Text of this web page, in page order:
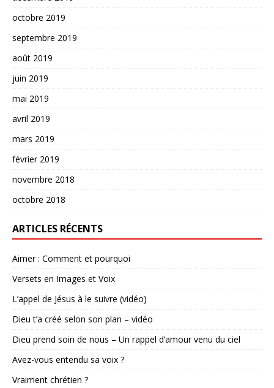
octobre 2019
septembre 2019
août 2019
juin 2019
mai 2019
avril 2019
mars 2019
février 2019
novembre 2018
octobre 2018
ARTICLES RÉCENTS
Aimer : Comment et pourquoi
Versets en Images et Voix
L’appel de Jésus à le suivre (vidéo)
Dieu t’a créé selon son plan – vidéo
Dieu prend soin de nous – Un rappel d’amour venu du ciel
Avez-vous entendu sa voix ?
Vraiment chrétien ?